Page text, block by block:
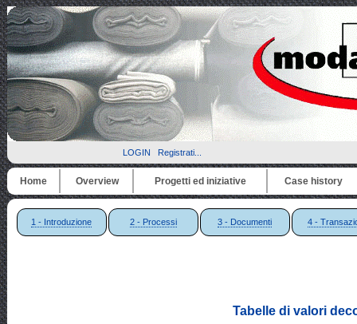
LOGIN Registrati...
Home Overview Progetti ed iniziative Case history
1 - Introduzione 2 - Processi 3 - Documenti 4 -
Tabelle di valori